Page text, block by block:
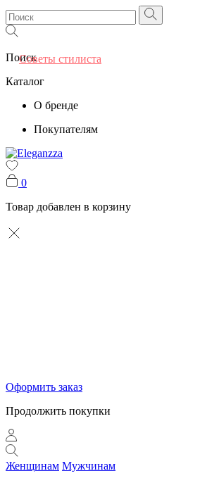
Поиск
Каталог
О бренде
Покупателям
0
Товар добавлен в корзину
Оформить заказ
Продолжить покупки
Женщинам Мужчинам
Советы стилиста